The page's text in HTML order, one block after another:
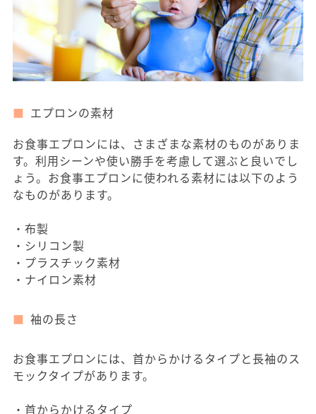
エプロンの素材
お食事エプロンには、さまざまな素材のものがありま
す。利用シーンや使い勝手を考慮して選ぶと良いでし
ょう。お食事エプロンに使われる素材には以下のよう
なものがあります。
・布製
・シリコン製
・プラスチック素材
・ナイロン素材
袖の長さ
お食事エプロンには、首からかけるタイプと長袖のス
モックタイプがあります。
・首からかけるタイプ